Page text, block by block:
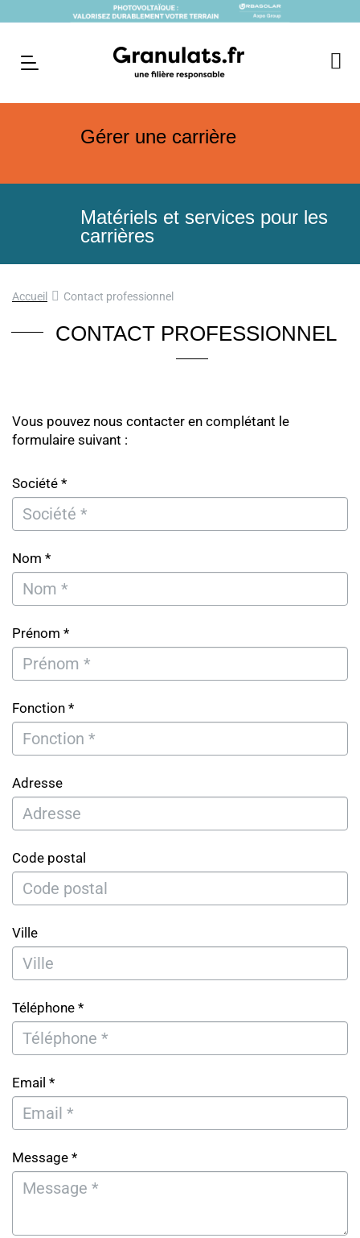
Gérer une carrière
Matériels et services pour les
carrières
Accueil Contact professionnel
CONTACT PROFESSIONNEL
Vous pouvez nous contacter en complétant le
formulaire suivant :
Société *
Nom *
Prénom *
Fonction *
Adresse
Code postal
Ville
Téléphone *
Email *
Message *